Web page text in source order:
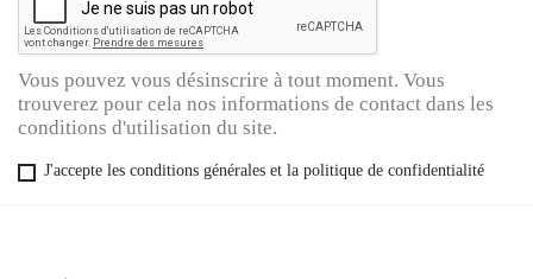
Vous pouvez vous désinscrire à tout moment. Vous
trouverez pour cela nos informations de contact dans les
conditions d'utilisation du site.
J'accepte les conditions générales et la politique de confidentialité